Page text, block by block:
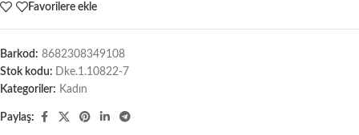
Favorilere ekle
Barkod: 8682308349108
Stok kodu: Dke.1.10822-7
Kategoriler: Kadın
Paylaş: